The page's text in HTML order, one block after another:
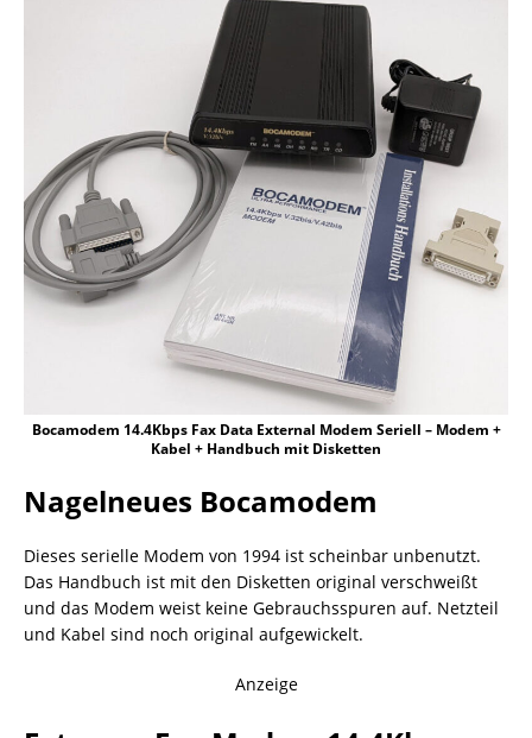
Bocamodem 14.4Kbps Fax Data External Modem Seriell – Modem +
Kabel + Handbuch mit Disketten
Nagelneues Bocamodem
Dieses serielle Modem von 1994 ist scheinbar unbenutzt.
Das Handbuch ist mit den Disketten original verschweißt
und das Modem weist keine Gebrauchsspuren auf. Netzteil
und Kabel sind noch original aufgewickelt.
Anzeige